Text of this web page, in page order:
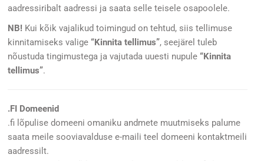
aadressiribalt aadressi ja saata selle teisele osapoolele.
NB! Kui kõik vajalikud toimingud on tehtud, siis tellimuse
kinnitamiseks valige“Kinnita tellimus”, seejärel tuleb
nõustuda tingimustega ja vajutada uuesti nupule“Kinnita
tellimus”.
.FI Domeenid
.fi lõpulise domeeni omaniku andmete muutmiseks palume
saata meile sooviavalduse e-maili teel domeeni kontaktmeili
aadressilt.